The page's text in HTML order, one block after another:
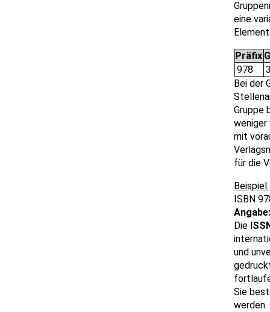
eine
Präfix
978
Bei der
Gruppe
weniger
mit
für die
ISBN
Die
und
Sie